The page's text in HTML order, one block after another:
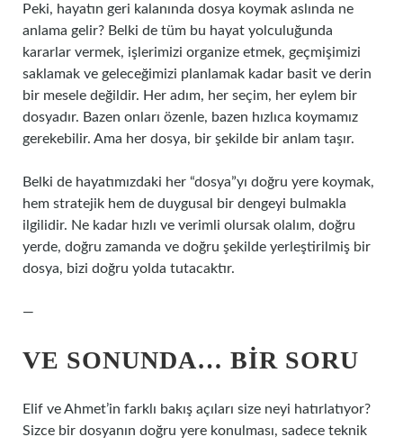
Peki, hayatın geri kalanında dosya koymak aslında ne
anlama gelir? Belki de tüm bu hayat yolculuğunda
kararlar vermek, işlerimizi organize etmek, geçmişimizi
saklamak ve geleceğimizi planlamak kadar basit ve derin
bir mesele değildir. Her adım, her seçim, her eylem bir
dosyadır. Bazen onları özenle, bazen hızlıca koymamız
gerekebilir. Ama her dosya, bir şekilde bir anlam taşır.
Belki de hayatımızdaki her “dosya”yı doğru yere koymak,
hem stratejik hem de duygusal bir dengeyi bulmakla
ilgilidir. Ne kadar hızlı ve verimli olursak olalım, doğru
yerde, doğru zamanda ve doğru şekilde yerleştirilmiş bir
dosya, bizi doğru yolda tutacaktır.
—
VE SONUNDA… BIR SORU
Elif ve Ahmet’in farklı bakış açıları size neyi hatırlatıyor?
Sizce bir dosyanın doğru yere konulması, sadece teknik